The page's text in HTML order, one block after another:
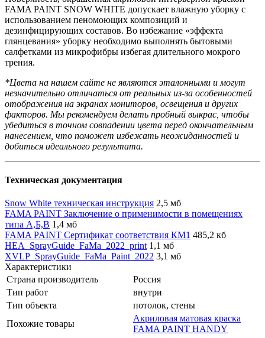
FAMA PAINT SNOW WHITE допускает влажную уборку с
использованием пеномоющих композиций и
дезинфицирующих составов. Во избежание «эффекта
глянцевания» уборку необходимо выполнять бытовыми
салфетками из микрофибры избегая длительного мокрого
трения.
*Цвета на нашем сайте не являются эталонными и могут
незначительно отличаться от реальных из-за особенностей
отображения на экранах мониторов, освещения и других
факторов. Мы рекомендуем делать пробный выкрас, чтобы
убедиться в точном совпадении цвета перед окончательным
нанесением, что поможет избежать неожиданностей и
добиться идеального результата.
Техническая документация
Snow White техническая инструкция 2,5 мб
FAMA PAINT Заключение о применимости в помещениях
типа А,Б,В 1,4 мб
FAMA PAINT Сертификат соответствия КМ1 485,2 кб
HEA_SprayGuide_FaMa_2022_print 1,1 мб
XVLP_SprayGuide_FaMa_Paint_2022 3,1 мб
Характеристики
Страна производитель
Россия
Тип работ
внутри
Тип объекта
потолок, стены
Похожие товары
Акриловая матовая краска
FAMA PAINT HANDY